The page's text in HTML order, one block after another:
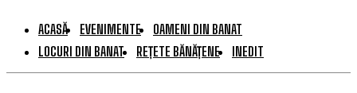
ACASĂ EVENIMENTE
OAMENI DIN BANAT
LOCURI DIN BANAT
REȚETE BĂNĂȚENE INEDIT